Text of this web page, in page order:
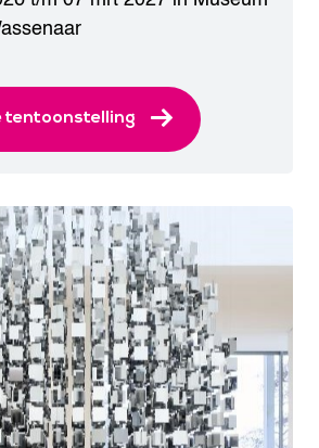
tentoonstelling